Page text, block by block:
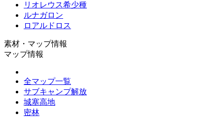
リオレウス希少種
ルナガロン
ロアルドロス
素材・マップ情報
マップ情報
全マップ一覧
サブキャンプ解放
城塞高地
密林